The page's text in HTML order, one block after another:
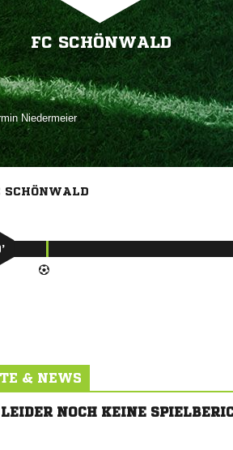
FC SCHÖNWALD

SCHÖNWALD
& NEWS
NOCH KEINE